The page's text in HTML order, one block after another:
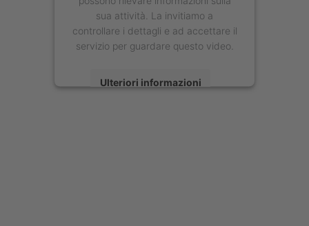
sua attività. La invitiamo a
controllare i dettagli e ad accettare il
servizio per guardare questo video.
Ulteriori informazioni